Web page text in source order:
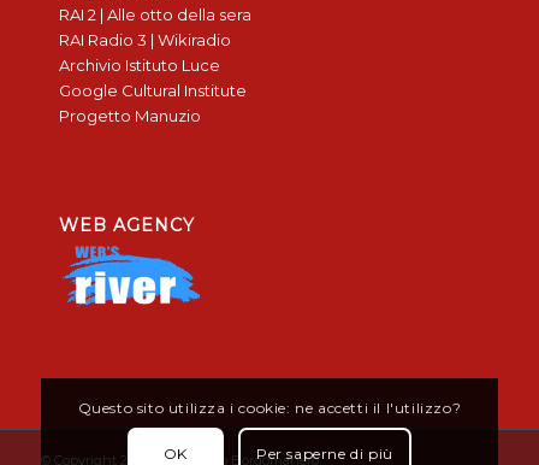
RAI 2 | Alle otto della sera
RAI Radio 3 | Wikiradio
Archivio Istituto Luce
Google Cultural Institute
Progetto Manuzio
WEB AGENCY
© Copyright 2019 - Don Bosco Borgomanero
Questo sito utilizza i cookie: ne accetti il l'utilizzo?
OK Per saperne di più